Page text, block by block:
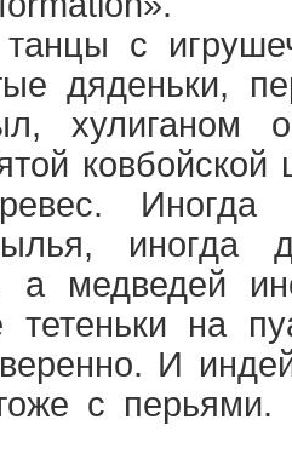
с
дяденьки,
хулиганом
иногда
а медведей
на
И
с перьями.